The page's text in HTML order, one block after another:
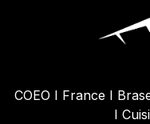
COEO I France I
I